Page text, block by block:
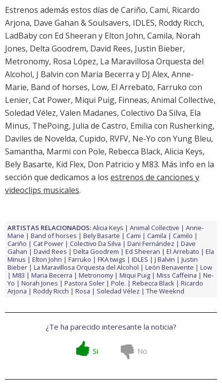
Estrenos además estos días de Cariño, Cami, Ricardo
Arjona, Dave Gahan & Soulsavers, IDLES, Roddy Ricch,
LadBaby con Ed Sheeran y Elton John, Camila, Norah
Jones, Delta Goodrem, David Rees, Justin Bieber,
Metronomy, Rosa López, La Maravillosa Orquesta del
Alcohol, J Balvin con Maria Becerra y DJ Alex, Anne-
Marie, Band of horses, Low, El Arrebato, Farruko con
Lenier, Cat Power, Miqui Puig, Finneas, Animal Collective,
Soledad Vélez, Valen Madanes, Colectivo Da Silva, Ela
Minus, ThePoing, Julia de Castro, Emilia con Rusherking,
Daviles de Novelda, Cupido, RVFV, Ne-Yo con Yung Bleu,
Samantha, Marmi con Pole, Rebecca Black, Alicia Keys,
Bely Basarte, Kid Flex, Don Patricio y M83. Más info en la
sección que dedicamos a los estrenos de canciones y
videoclips musicales.
ARTISTAS RELACIONADOS:Alicia Keys Animal Collective
Anne-
Marie
Band of horses Bely Basarte Cami Camila
Camilo
Cariño
Cat Power Colectivo Da Silva Dani Fernández
Dave
Gahan
David Rees Delta Goodrem Ed Sheeran El Arrebato
Ela
Minus
Elton John Farruko FKA twigs IDLES J Balvin
Justin
Bieber
La Maravillosa Orquesta del Alcohol León Benavente
Low
M83
Maria Becerra Metronomy Miqui Puig Miss Caffeina
Ne-
Yo
Norah Jones Pastora Soler Pole. Rebecca Black
Ricardo
Arjona
Roddy Ricch Rosa Soledad Vélez The Weeknd
¿Te ha parecido interesante la noticia?
Si No